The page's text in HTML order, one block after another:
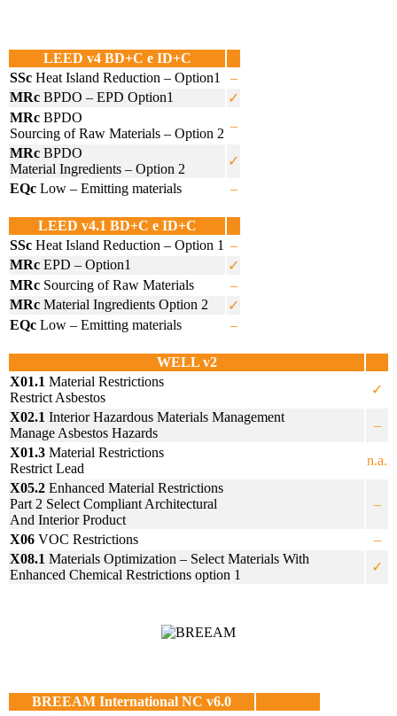
LEED v4 BD+C e ID+C
SSc Heat Island Reduction – Option1
–
MRc BPDO – EPD Option1
✓
MRc BPDO
Sourcing of Raw Materials – Option 2
–
MRc BPDO
Material Ingredients – Option 2
✓
EQc Low – Emitting materials –
LEED v4.1 BD+C e ID+C
SSc Heat Island Reduction – Option 1 –
MRc EPD – Option1
✓
MRc Sourcing of Raw Materials
–
MRc Material Ingredients Option 2
✓
EQc Low – Emitting materials –
WELL v2
X01.1 Material Restrictions
Restrict Asbestos
✓
X02.1 Interior Hazardous Materials Management
Manage Asbestos Hazards
–
X01.3 Material Restrictions
Restrict Lead
n.a.
X05.2 Enhanced Material Restrictions
Part 2 Select Compliant Architectural
And Interior Product
–
X06 VOC Restrictions
–
X08.1 Materials Optimization – Select Materials With
Enhanced Chemical Restrictions option 1
✓
BREEAM International NC v6.0